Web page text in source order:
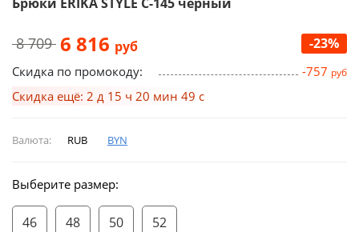
8 709 6 816 руб -23%
Скидка по промокоду: -757 руб
Скидка ещё: 2 д 15 ч 20 мин 48 с
Валюта: RUB BYN
Выберите размер:
46 48 50 52